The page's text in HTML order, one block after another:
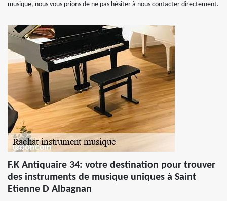
musique, nous vous prions de ne pas hésiter à nous contacter directement.
F.K Antiquaire 34: votre destination pour trouver
des instruments de musique uniques à Saint
Etienne D Albagnan